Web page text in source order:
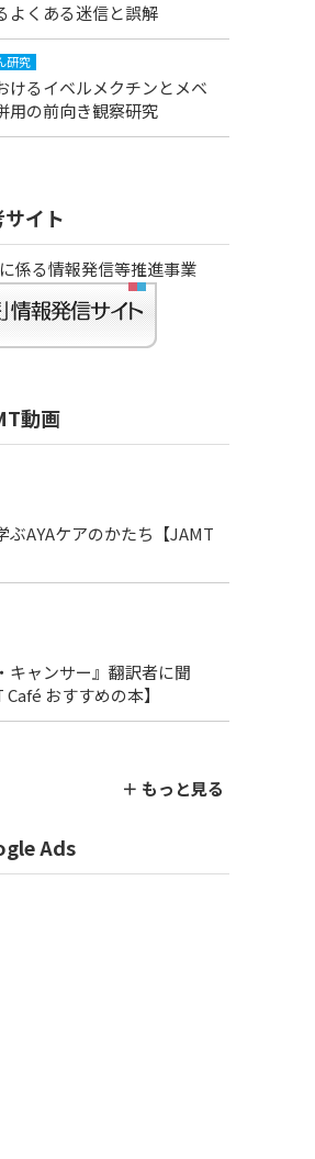
よくある迷信と誤解
研究
けるイベルメクチンとメベ
用の前向き観察研究
イト
に係る情報発信等推進事業
動画
ぶAYAケアのかたち【JAMT
キャンサー』翻訳者に聞
おすすめの本】
＋ もっと見る
Ads